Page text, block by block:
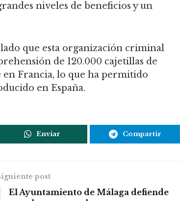
niveles de beneficios y un
que esta organización criminal
de 120.000 cajetillas de
en Francia, lo que ha permitido
en España.
Enviar Compartir
post
El Ayuntamiento de Málaga defiende